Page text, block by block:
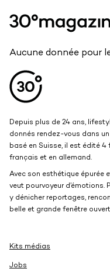
Aucune donnée pour
Depuis plus de 24 ans,
donnés rendez-vous dans
basé en Suisse, il est édité
français et en allemand.
Avec son esthétique épurée
veut pourvoyeur
y dénicher reportages,
belle et grande fenêtre
Kits médias
Jobs